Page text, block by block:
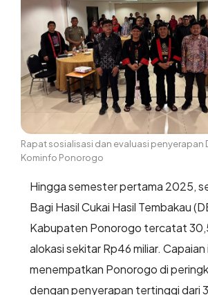
Rapat sosialisasi dan evaluasi penyerapan
Kominfo Ponorogo
Hingga semester pertama 2025,
Bagi Hasil Cukai Hasil Tembakau
Kabupaten Ponorogo tercatat
alokasi sekitar Rp46 miliar. Capaian
menempatkan Ponorogo di
dengan penyerapan tertinggi dari